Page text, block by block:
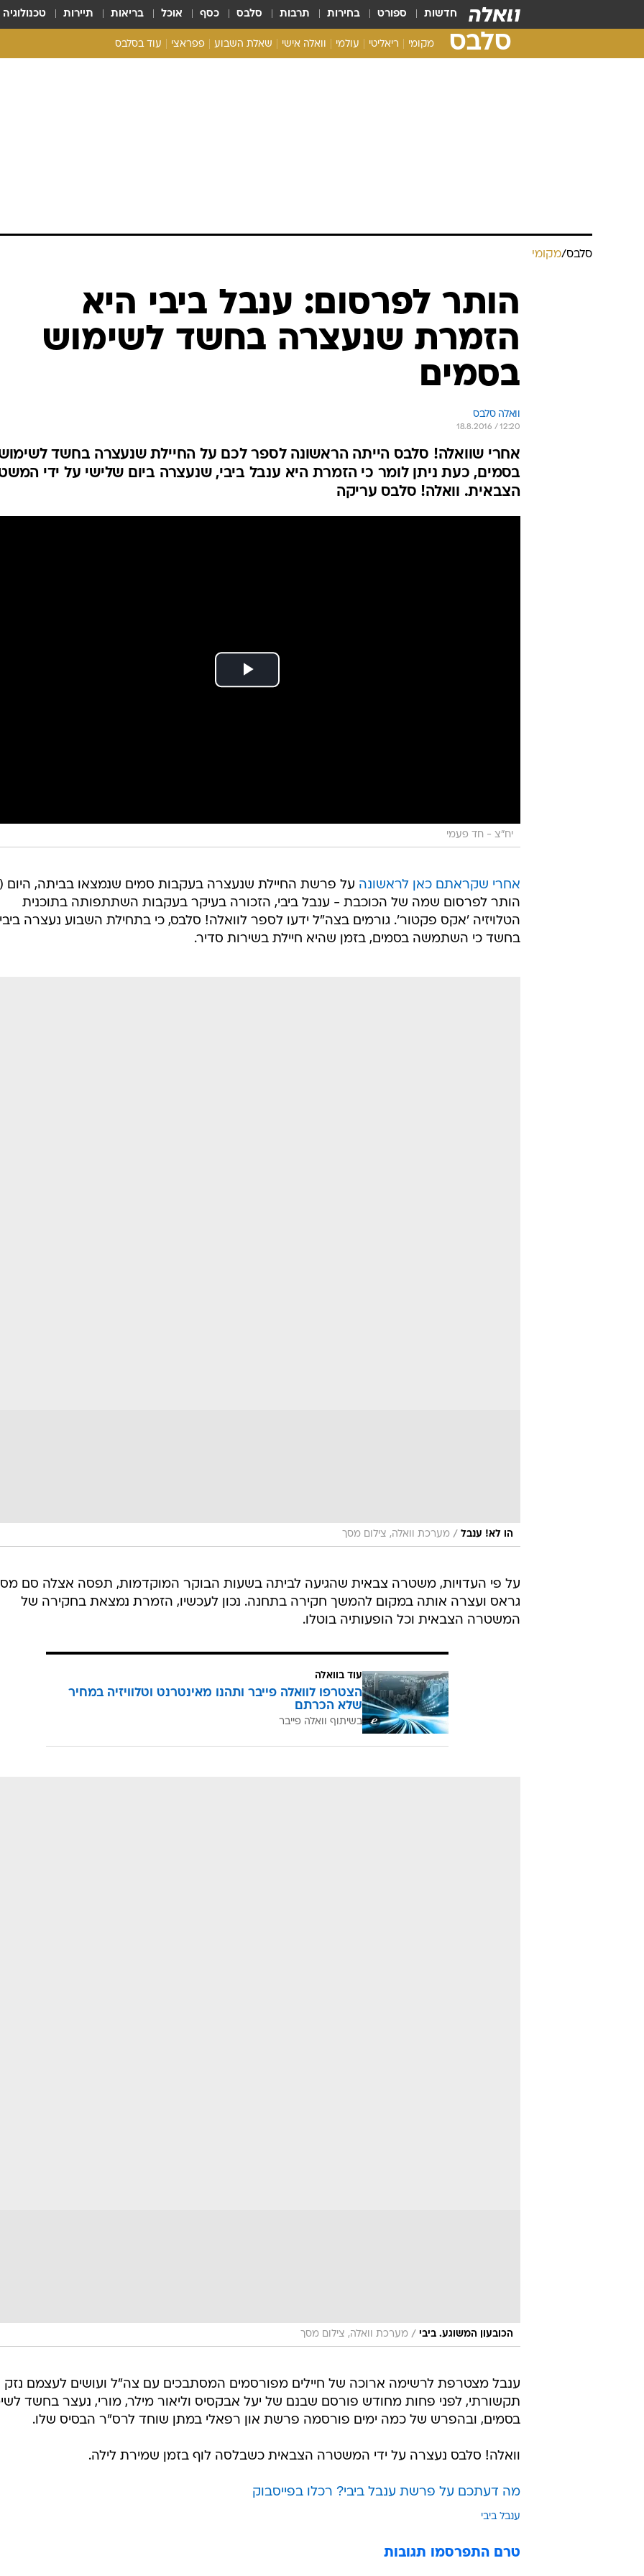
חדשות ספורט בחירות תרבות סלבס כסף אוכל בריאות תיירות טכנולוגיה
סלבס מקומי ריאליטי עולמי וואלה אישי שאלת השבוע פפראצי עוד בסלבס
סלבס/מקומי
הותר לפרסום: ענבל ביבי היא
הזמרת שנעצרה בחשד לשימוש
בסמים
וואלה סלבס
18.8.2016 / 12:20
אחרי שוואלה! סלבס הייתה הראשונה לספר לכם על החיילת שנעצרה בחשד
בסמים, כעת ניתן לומר כי הזמרת היא ענבל ביבי, שנעצרה ביום שלישי על ידי
הצבאית. וואלה! סלבס עריקה
יח"צ - חד פעמי
אחרי שקראתם כאן לראשונה על פרשת החיילת שנעצרה בעקבות סמים שנמצאו בביתה, היום
הותר לפרסום שמה של הכוכבת - ענבל ביבי, הזכורה בעיקר בעקבות השתתפותה בתוכנית
הטלויזיה 'אקס פקטור'. גורמים בצה"ל ידעו לספר לוואלה! סלבס, כי בתחילת השבוע נעצרה ביבי
בחשד כי השתמשה בסמים, בזמן שהיא חיילת בשירות סדיר.
הו לא! ענבל / מערכת וואלה, צילום מסך
על פי העדויות, משטרה צבאית שהגיעה לביתה בשעות הבוקר המוקדמות, תפסה אצלה סם
גראס ועצרה אותה במקום להמשך חקירה בתחנה. נכון לעכשיו, הזמרת נמצאת בחקירה של
המשטרה הצבאית וכל הופעותיה בוטלו.
עוד בוואלה
הצטרפו לוואלה פייבר ותהנו מאינטרנט וטלוויזיה במחיר
שלא הכרתם
בשיתוף וואלה פייבר
הכובעון המשוגע. ביבי / מערכת וואלה, צילום מסך
ענבל מצטרפת לרשימה ארוכה של חיילים מפורסמים המסתבכים עם צה"ל ועושים לעצמם נזק
תקשורתי, לפני פחות מחודש פורסם שבנם של יעל אבקסיס וליאור מילר, מורי, נעצר בחשד
בסמים, ובהפרש של כמה ימים פורסמה פרשת און רפאלי במתן שוחד לרס"ר הבסיס שלו.
וואלה! סלבס נעצרה על ידי המשטרה הצבאית כשבלסה לוף בזמן שמירת לילה.
מה דעתכם על פרשת ענבל ביבי? רכלו בפייסבוק
ענבל ביבי
טרם התפרסמו תגובות